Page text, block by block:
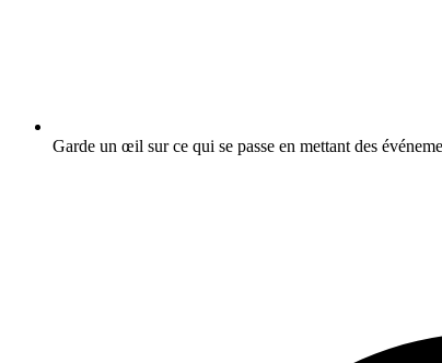
Garde un œil sur ce qui se passe en mettant des